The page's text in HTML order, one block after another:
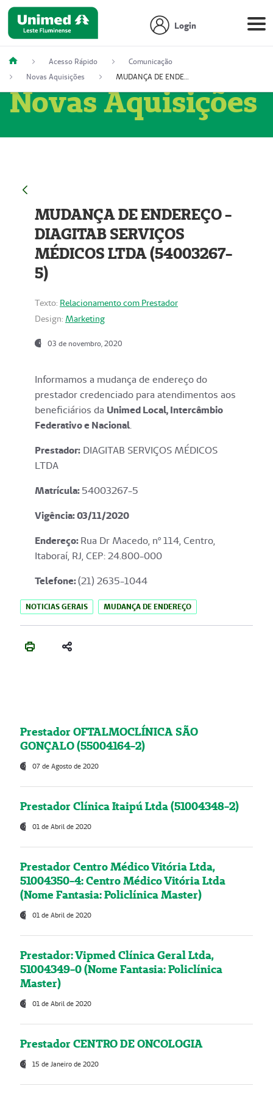
Login
Acesso Rápido
Comunicação
Novas Aquisições
MUDANÇA DE ENDEREÇO - DIAGITAB SERVIÇOS MÉDICOS LTDA (54003267-5)
Novas Aquisições
MUDANÇA DE ENDEREÇO -
DIAGITAB SERVIÇOS
MÉDICOS LTDA (54003267-
5)
Texto: Relacionamento com Prestador
Design: Marketing
03 de novembro, 2020
Informamos a mudança de endereço do
prestador credenciado para atendimentos aos
beneficiários da Unimed Local, Intercâmbio
Federativo e Nacional.
Prestador: DIAGITAB SERVIÇOS MÉDICOS
LTDA
Matrícula:54003267-5
Vigência: 03/11/2020
Endereço:Rua Dr Macedo, nº 114, Centro,
Itaboraí, RJ, CEP: 24.800-000
Telefone:(21) 2635-1044
NOTICIAS GERAIS MUDANÇA DE ENDEREÇO
Prestador OFTALMOCLÍNICA SÃO
GONÇALO (55004164-2)
07 de Agosto de 2020
Prestador Clínica Itaipú Ltda (51004348-2)
01 de Abril de 2020
Prestador Centro Médico Vitória Ltda,
51004350-4: Centro Médico Vitória Ltda
(Nome Fantasia: Policlínica Master)
01 de Abril de 2020
Prestador: Vipmed Clínica Geral Ltda,
51004349-0 (Nome Fantasia: Policlínica
Master)
01 de Abril de 2020
Prestador CENTRO DE ONCOLOGIA
15 de Janeiro de 2020